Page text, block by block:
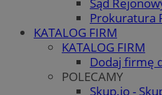
Prokuratura
KATALOG FIRM
KATALOG FIRM
Dodaj firmę
POLECAMY
Skup.io -